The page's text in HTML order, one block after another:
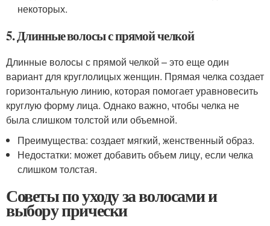
некоторых.
5. Длинные волосы с прямой челкой
Длинные волосы с прямой челкой – это еще один
вариант для круглолицых женщин. Прямая челка создает
горизонтальную линию, которая помогает уравновесить
круглую форму лица. Однако важно, чтобы челка не
была слишком толстой или объемной.
Преимущества: создает мягкий, женственный образ.
Недостатки: может добавить объем лицу, если челка
слишком толстая.
Советы по уходу за волосами и
выбору прически